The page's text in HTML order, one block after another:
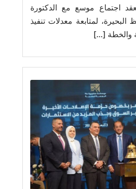
اجتماع موسع مع الدكتورة
لمتابعة معدلات تنفيذ
والخطة […]